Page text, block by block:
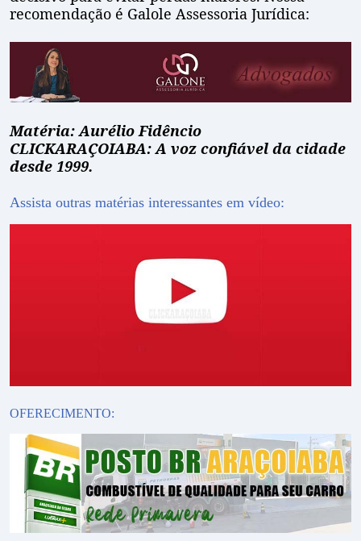
recomendação é Galole Assessoria Jurídica:
Matéria: Aurélio Fidêncio
CLICKARAÇOIABA: A voz confiável da cidade
desde 1999.
Assista outras matérias interessantes em vídeo:
OFERECIMENTO: